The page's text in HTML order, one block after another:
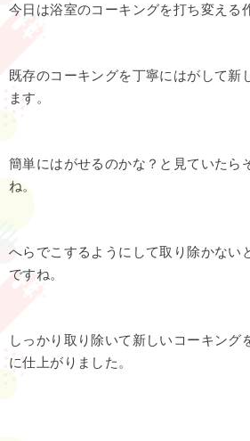
今日は浴室のコーキングを打ち変える
既存のコーキングを丁寧にはがして新
ます。
簡単にはがせるのかな？と見ていたら
ね。
へらでこするようにして取り除かない
ですね。
しっかり取り除いて新しいコーキング
に仕上がりました。